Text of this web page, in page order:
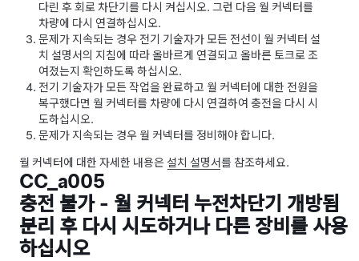
다린 후 회로 차단기를 다시 켜십시오. 그런 다음 월 커넥터를
차량에 다시 연결하십시오.
문제가 지속되는 경우 전기 기술자가 모든 전선이 월 커넥터 설
치 설명서의 지침에 따라 올바르게 연결되고 올바른 토크로 조
여졌는지 확인하도록 하십시오.
전기 기술자가 모든 작업을 완료하고 월 커넥터에 대한 전원을
복구했다면 월 커넥터를 차량에 다시 연결하여 충전을 다시 시
도하십시오.
문제가 지속되는 경우 월 커넥터를 정비해야 합니다.
월 커넥터에 대한 자세한 내용은 설치 설명서를 참조하세요.
CC_a005
충전 불가 - 월 커넥터 누전차단기 개방됨
분리 후 다시 시도하거나 다른 장비를 사용
하십시오